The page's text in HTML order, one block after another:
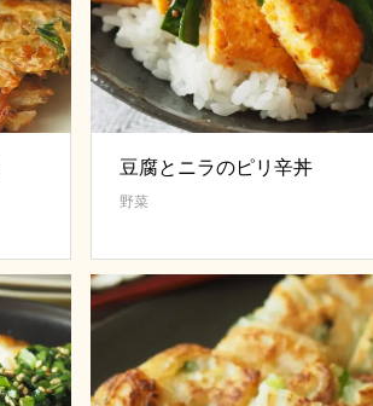
豆腐とニラのピリ辛丼
野菜